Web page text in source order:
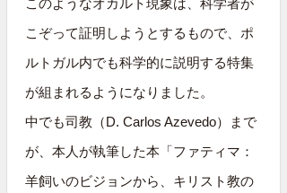
こぞって証明しようとするもので、ポ
ルトガル内でも科学的に説明する特集
が組まれるようになりました。
中でも司教（D. Carlos Azevedo）まで
が、本人が執筆した本「ファティマ：
羊飼いのビジョンから、キリスト教の